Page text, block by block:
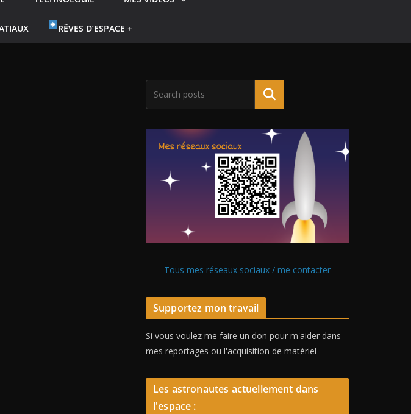
RÊVES D’ESPACE +
Tous mes réseaux sociaux / me contacter
Supportez mon travail
Si vous voulez me faire un don pour m'aider dans
mes reportages ou l'acquisition de matériel
Les astronautes actuellement dans
l'espace :